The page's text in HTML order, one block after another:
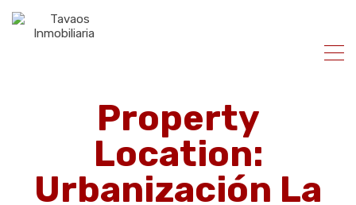
Property
Location:
Urbanización La